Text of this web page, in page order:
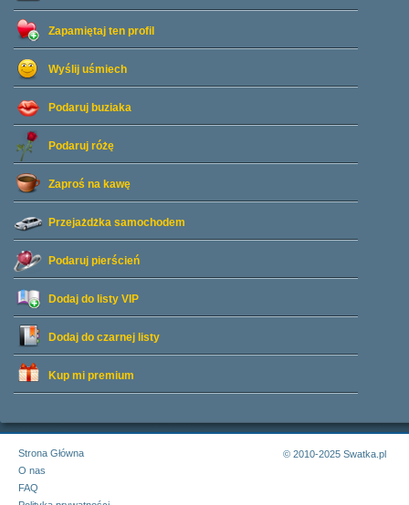
Zapamiętaj ten profil
Wyślij uśmiech
Podaruj buziaka
Podaruj różę
Zaproś na kawę
Przejażdżka samochodem
Podaruj pierścień
Dodaj do listy VIP
Dodaj do czarnej listy
Kup mi premium
Strona Główna
O nas
FAQ
© 2010-2025 Swatka.pl